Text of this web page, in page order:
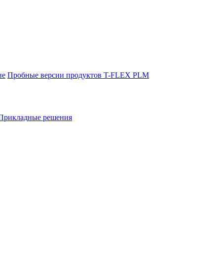
Пробные версии продуктов T-FLEX PLM
решения